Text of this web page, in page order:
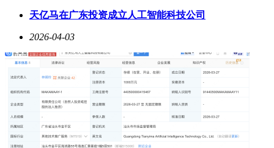
天亿马在广东投资成立人工智能科技公司
2026-04-03